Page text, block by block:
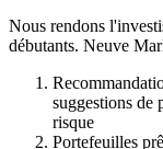
Nous rendons
débutants. Neuve
suggestions de
risque
Portefeuilles